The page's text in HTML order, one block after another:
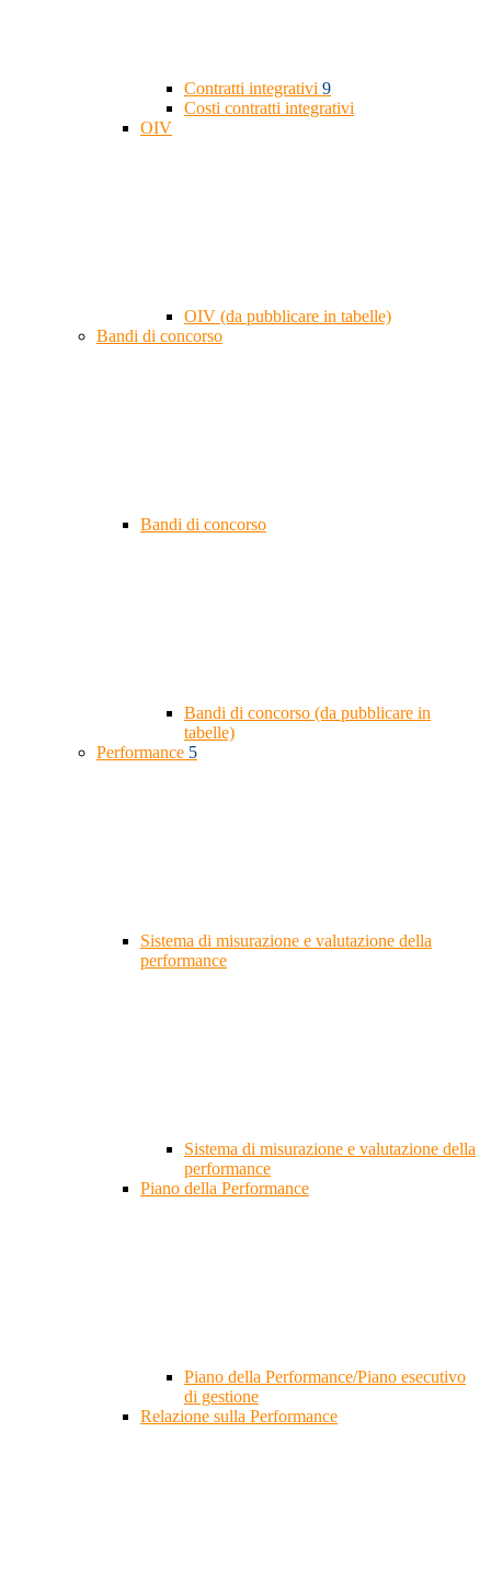
Contratti integrativi 9
Costi contratti integrativi
OIV
OIV (da pubblicare in tabelle)
Bandi di concorso
Bandi di concorso
Bandi di concorso (da pubblicare in
tabelle)
Performance 5
Sistema di misurazione e valutazione della
performance
Sistema di misurazione e valutazione della
performance
Piano della Performance
Piano della Performance/Piano esecutivo
di gestione
Relazione sulla Performance